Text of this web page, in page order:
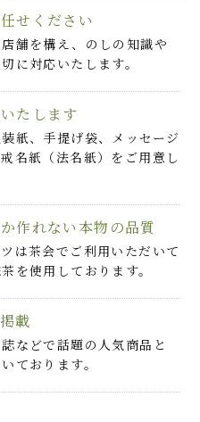
せください
舗を構え、のしの知識や
に対応いたします。
たします
紙、手提げ袋、メッセージ
名紙（法名紙）をご用意し
作れない本物の品質
は茶会でご利用いただいて
を使用しております。
載
などで話題の人気商品と
ております。